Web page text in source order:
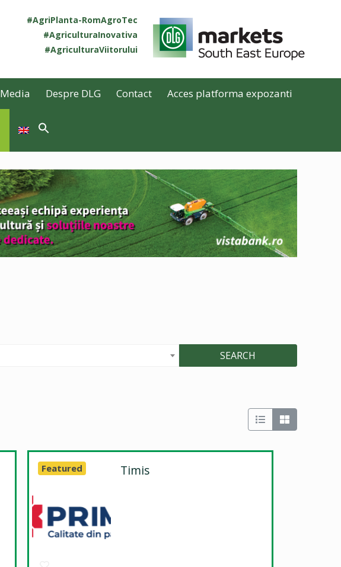
#AgriPlanta-RomAgroTec
#AgriculturaInovativa
#AgriculturaViitorului
Media Despre DLG Contact Acces platforma expozanti
SEARCH
Timis
Featured